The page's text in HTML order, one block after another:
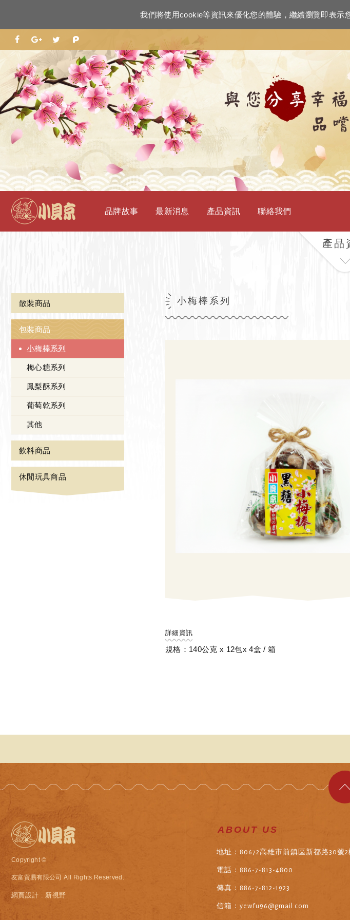
我們將使用cookie等資訊來優化您的體驗，繼續瀏覽即表示
品牌故事 最新消息 產品資訊 聯絡我們
產品
散裝商品
包裝商品
小梅棒系列
梅心糖系列
鳳梨酥系列
葡萄乾系列
其他
飲料商品
休閒玩具商品
小梅棒系列
詳細資訊
規格：140公克 x 12包x 4盒 / 箱
Copyright ©
友富貿易有限公司 All Rights Reserved.
網頁設計 : 新視野
ABOUT US
地址：80672高雄市前鎮區新都路30號2
電話：886-7-813-4800
傳真：886-7-812-1923
信箱：yewfu96@gmail.com